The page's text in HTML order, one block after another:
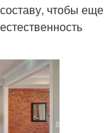
чтобы еще